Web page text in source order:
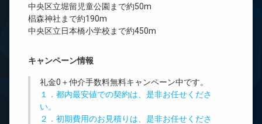
中央区立堀留児童公園まで約50m
椙森神社まで約190m
中央区立日本橋小学校まで約450m
キャンペーン情報
礼金0 ＋仲介手数料無料キャンペーン中です。
１．都内最安値での契約は、是非お任せくださ
い。
２．初期費用のお見積りは、是非お任せくださ